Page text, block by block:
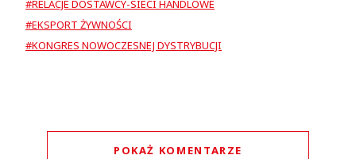
#RELACJE DOSTAWCY-SIECI HANDLOWE
#EKSPORT ŻYWNOŚCI
#KONGRES NOWOCZESNEJ DYSTRYBUCJI
POKAŻ KOMENTARZE